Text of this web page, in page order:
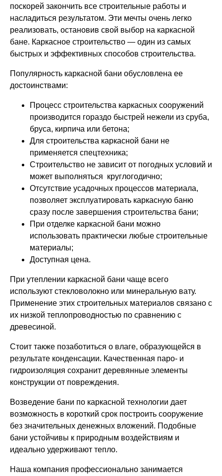
поскорей закончить все строительные работы и
насладиться результатом. Эти мечты очень легко
реализовать, остановив свой выбор на каркасной
бане. Каркасное строительство — один из самых
быстрых и эффективных способов строительства.
Популярность каркасной бани обусловлена ее
достоинствами:
Процесс строительства каркасных сооружений
производится гораздо быстрей нежели из сруба,
бруса, кирпича или бетона;
Для строительства каркасной бани не
применяется спецтехника;
Строительство не зависит от погодных условий и
может выполняться круглогодично;
Отсутствие усадочных процессов материала,
позволяет эксплуатировать каркасную баню
сразу после завершения строительства бани;
При отделке каркасной бани можно
использовать практически любые строительные
материалы;
Доступная цена.
При утеплении каркасной бани чаще всего
используют стекловолокно или минеральную вату.
Применение этих строительных материалов связано с
их низкой теплопроводностью по сравнению с
древесиной.
Стоит также позаботиться о влаге, образующейся в
результате конденсации. Качественная паро- и
гидроизоляция сохранит деревянные элементы
конструкции от повреждения.
Возведение бани по каркасной технологии дает
возможность в короткий срок построить сооружение
без значительных денежных вложений. Подобные
бани устойчивы к природным воздействиям и
идеально удерживают тепло.
Наша компания профессионально занимается